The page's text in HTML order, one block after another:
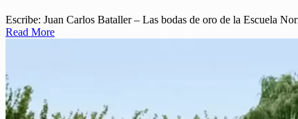
Escribe: Juan Carlos Bataller – Las bodas de oro de la Escuela
Read More